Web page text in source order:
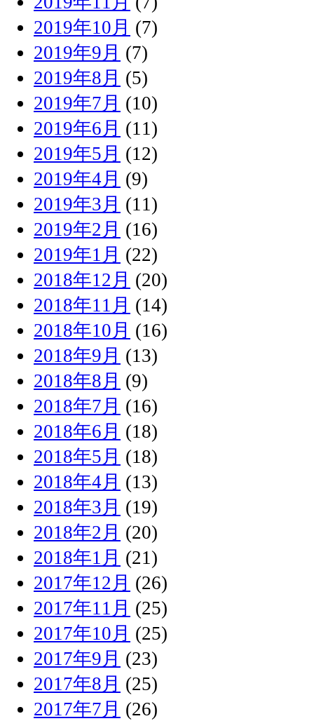
2019年10月 (7)
2019年9月 (7)
2019年8月 (5)
2019年7月 (10)
2019年6月 (11)
2019年5月 (12)
2019年4月 (9)
2019年3月 (11)
2019年2月 (16)
2019年1月 (22)
2018年12月 (20)
2018年11月 (14)
2018年10月 (16)
2018年9月 (13)
2018年8月 (9)
2018年7月 (16)
2018年6月 (18)
2018年5月 (18)
2018年4月 (13)
2018年3月 (19)
2018年2月 (20)
2018年1月 (21)
2017年12月 (26)
2017年11月 (25)
2017年10月 (25)
2017年9月 (23)
2017年8月 (25)
2017年7月 (26)